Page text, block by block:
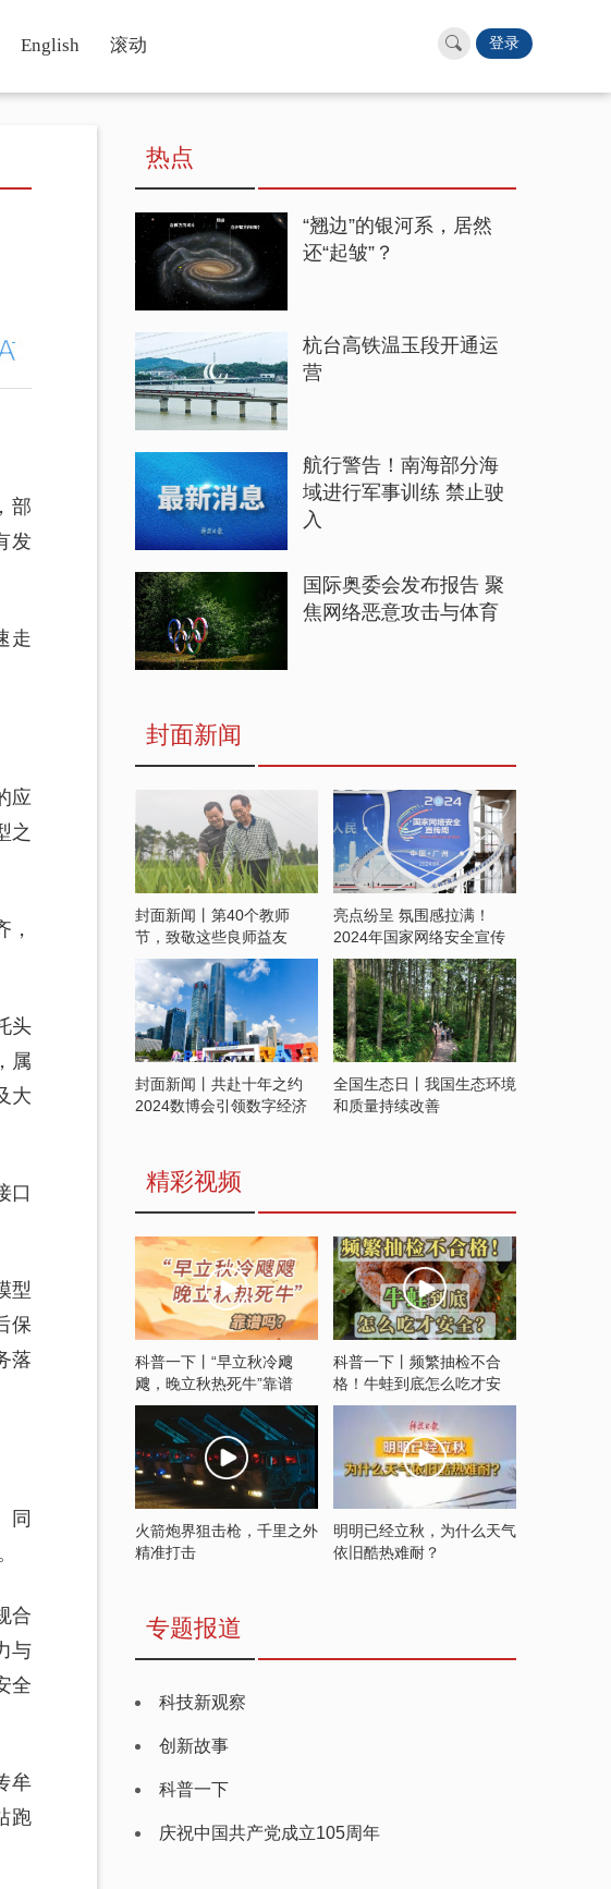
English 滚动 登录
部
发
走
应
之
头
属
大
口
型
保
落
同
合
与
全
牟
跑
热点
“翘边”的银河系，居然
还“起皱”？
杭台高铁温玉段开通运
营
航行警告！南海部分海
域进行军事训练 禁止驶
入
国际奥委会发布报告 聚
焦网络恶意攻击与体育
封面新闻
封面新闻丨第40个教师
节，致敬这些良师益友
亮点纷呈 氛围感拉满！
2024年国家网络安全宣传
周开启
封面新闻丨共赴十年之约
2024数博会引领数字经济
全国生态日丨我国生态环境
和质量持续改善
精彩视频
科普一下丨“早立秋冷飕
飕，晚立秋热死牛”靠谱
吗？
科普一下丨频繁抽检不合
格！牛蛙到底怎么吃才安
全？
火箭炮界狙击枪，千里之外
精准打击
明明已经立秋，为什么天气
依旧酷热难耐？
专题报道
科技新观察
创新故事
科普一下
庆祝中国共产党成立105周年